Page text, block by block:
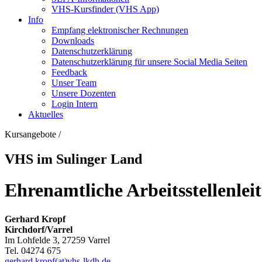
VHS-Kursfinder (VHS App)
Info
Empfang elektronischer Rechnungen
Downloads
Datenschutzerklärung
Datenschutzerklärung für unsere Social Media Seiten
Feedback
Unser Team
Unsere Dozenten
Login Intern
Aktuelles
Kursangebote /
VHS im Sulinger Land
Ehrenamtliche
Gerhard Kropf
Kirchdorf/Varrel
Im Lohfelde 3, 27259 Varrel
Tel. 04274 675